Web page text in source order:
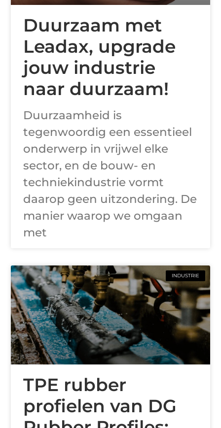
Duurzaam met
Leadax, upgrade
jouw industrie
naar duurzaam!
Duurzaamheid is
tegenwoordig een essentieel
onderwerp in vrijwel elke
sector, en de bouw- en
techniekindustrie vormt
daarop geen uitzondering. De
manier waarop we omgaan
met
INDUSTRIE
TPE rubber
profielen van DG